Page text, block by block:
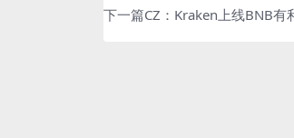
下一篇CZ：Kraken上线BNB有